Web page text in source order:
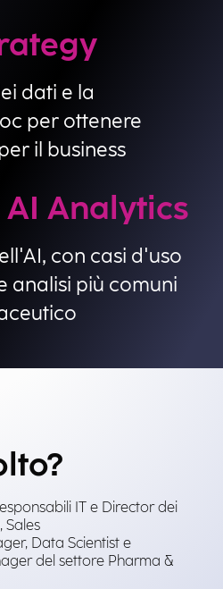
dati e la
per ottenere
il business
Analytics
con casi d'uso
analisi più comuni
IT e Director dei
Sales
Data Scientist e
del settore Pharma &